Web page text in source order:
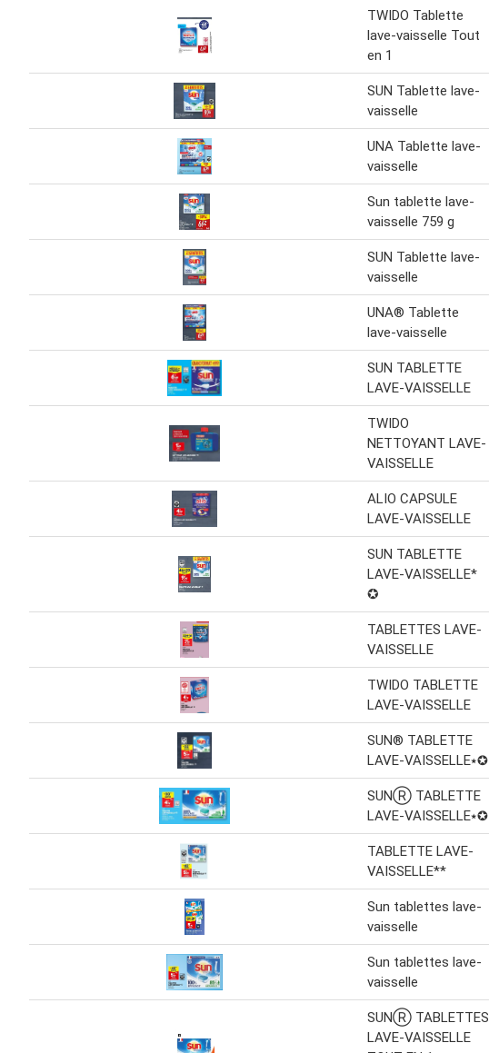
TWIDO Tablette
lave-vaisselle Tout
en 1
SUN Tablette lave-
vaisselle
UNA Tablette lave-
vaisselle
Sun tablette lave-
vaisselle 759 g
SUN Tablette lave-
vaisselle
UNA® Tablette
lave-vaisselle
SUN TABLETTE
LAVE-VAISSELLE
TWIDO
NETTOYANT LAVE-
VAISSELLE
ALIO CAPSULE
LAVE-VAISSELLE
SUN TABLETTE
LAVE-VAISSELLE*
✪
TABLETTES LAVE-
VAISSELLE
TWIDO TABLETTE
LAVE-VAISSELLE
SUN® TABLETTE
LAVE-VAISSELLE⭑✪
SUNⓇ TABLETTE
LAVE-VAISSELLE⭑✪
TABLETTE LAVE-
VAISSELLE**
Sun tablettes lave-
vaisselle
Sun tablettes lave-
vaisselle
SUNⓇ TABLETTES
LAVE-VAISSELLE